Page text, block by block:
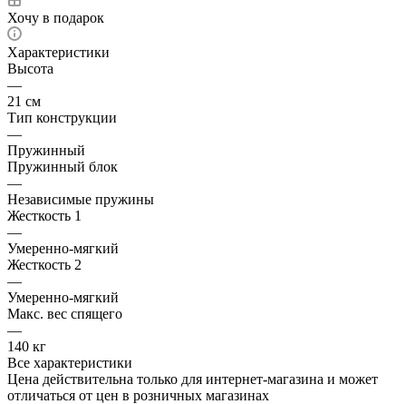
Хочу в подарок
Характеристики
Высота
—
21 см
Тип конструкции
—
Пружинный
Пружинный блок
—
Независимые пружины
Жесткость 1
—
Умеренно-мягкий
Жесткость 2
—
Умеренно-мягкий
Макс. вес спящего
—
140 кг
Все характеристики
Цена действительна только для интернет-магазина и может
отличаться от цен в розничных магазинах